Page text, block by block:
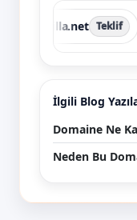
atilla.net Teklif
İlgili Blog
Domaine Ne
Neden Bu